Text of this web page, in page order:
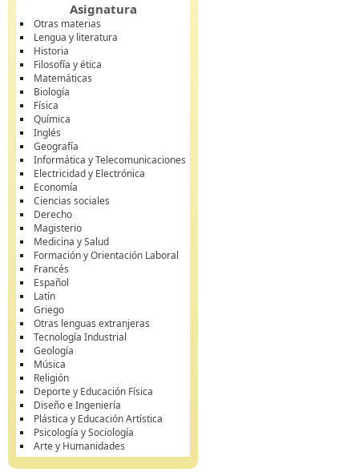
Asignatura
Otras materias
Lengua y literatura
Historia
Filosofía y ética
Matemáticas
Biología
Física
Química
Inglés
Geografía
Informática y Telecomunicaciones
Electricidad y Electrónica
Economía
Ciencias sociales
Derecho
Magisterio
Medicina y Salud
Formación y Orientación Laboral
Francés
Español
Latín
Griego
Otras lenguas extranjeras
Tecnología Industrial
Geología
Música
Religión
Deporte y Educación Física
Diseño e Ingeniería
Plástica y Educación Artística
Psicología y Sociología
Arte y Humanidades